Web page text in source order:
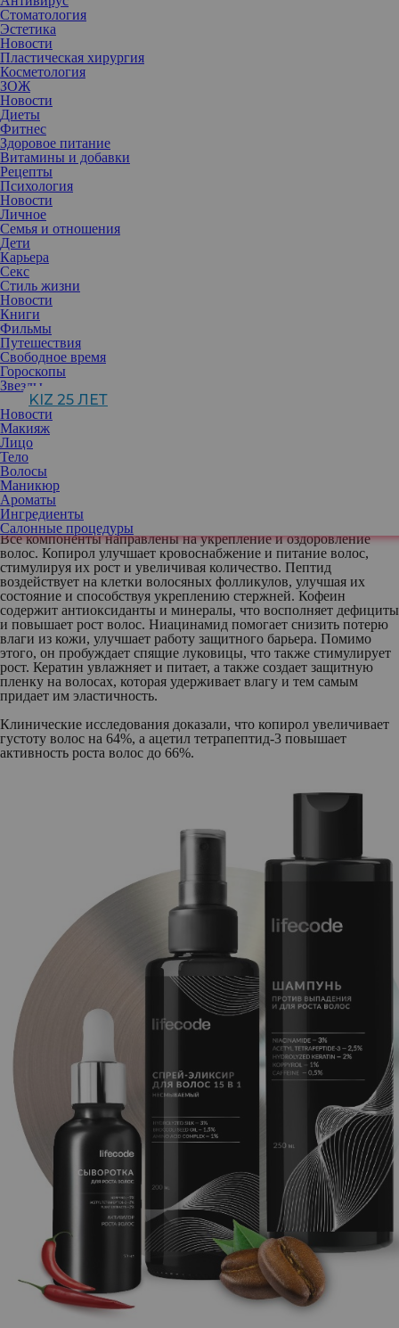
Стоматология
Эстетика
Новости
Пластическая хирургия
Косметология
ЗОЖ
Новости
Диеты
Фитнес
Здоровое питание
Витамины и добавки
Рецепты
Психология
Новости
Личное
Семья и отношения
Дети
Карьера
Секс
Стиль жизни
Новости
Книги
Фильмы
Путешествия
Свободное время
Гороскопы
Звезды
KIZ 25 ЛЕТ
Новости
Макияж
Лицо
Тело
Волосы
Маникюр
Ароматы
Ингредиенты
Салонные процедуры
Чтобы обеспечить волосам ухоженный вид, больших чудес не
надо. Вполне достаточно качественного шампуня, питательного
несмываемого средства и подходящего продукта для укладки.
Предлагаем познакомиться с такими новинками в нашем обзоре.
Не выпадет ни волоса
Частые стрессы, неблагополучная экологическая обстановка и
другие факторы могут негативно сказываться на состоянии
волос, замедляя их рост. Специалисты бренда
разработали специальную формулу шампуня, который бережно
очищает волосы и кожу головы, а также оказывает эффективное
воздействие на фолликулы, усиливая рост волос. Секрет в
активных ингредиентах — копироле (Pyrrolidinyl
Diaminopyrimidine Oxide), пептиде (ацетил тетрапептид-3),
кофеине, ниацинамиде и кератине.
Все компоненты направлены на укрепление и оздоровление
волос. Копирол улучшает кровоснабжение и питание волос,
стимулируя их рост и увеличивая количество. Пептид
воздействует на клетки волосяных фолликулов, улучшая их
состояние и способствуя укреплению стержней. Кофеин
содержит антиоксиданты и минералы, что восполняет дефициты
и повышает рост волос. Ниацинамид помогает снизить потерю
влаги из кожи, улучшает работу защитного барьера. Помимо
этого, он пробуждает спящие луковицы, что также стимулирует
рост. Кератин увлажняет и питает, а также создает защитную
пленку на волосах, которая удерживает влагу и тем самым
придает им эластичность.
Клинические исследования доказали, что копирол увеличивает
густоту волос на 64%, а ацетил тетрапептид-3 повышает
активность роста волос до 66%.